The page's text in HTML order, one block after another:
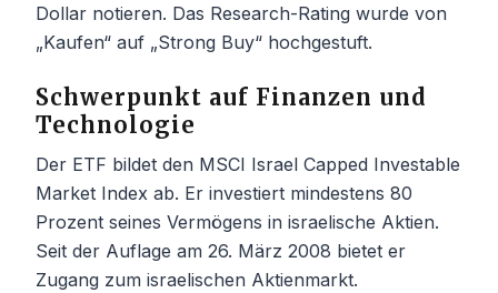
Dollar notieren. Das Research-Rating wurde von
„Kaufen“ auf „Strong Buy“ hochgestuft.
Schwerpunkt auf Finanzen und
Technologie
Der ETF bildet den MSCI Israel Capped Investable
Market Index ab. Er investiert mindestens 80
Prozent seines Vermögens in israelische Aktien.
Seit der Auflage am 26. März 2008 bietet er
Zugang zum israelischen Aktienmarkt.